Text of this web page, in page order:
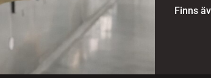
Finns